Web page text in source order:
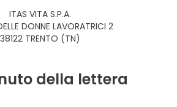
ITAS VITA S.P.A.
DONNE LAVORATRICI 2
38122 TRENTO (TN)
della lettera